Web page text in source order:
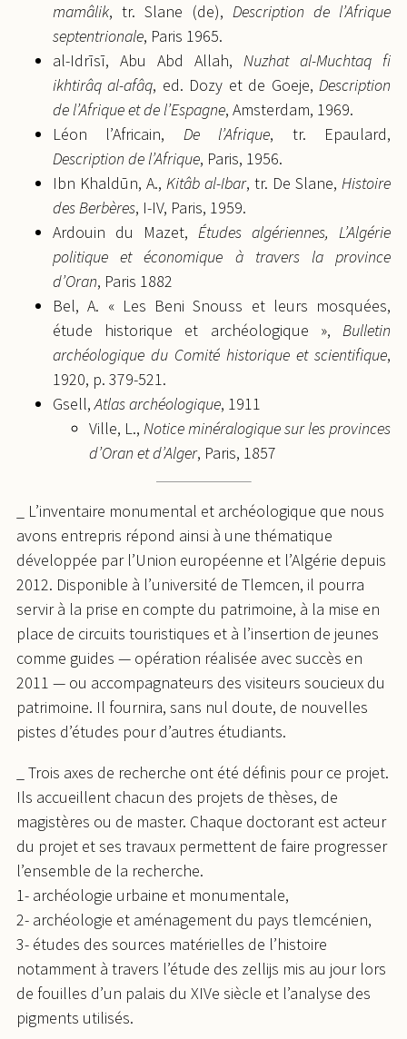
mamâlik, tr. Slane (de), Description de l’Afrique
septentrionale, Paris 1965.
al-Idrīsī, Abu Abd Allah, Nuzhat al-Muchtaq fi
ikhtirâq al-afâq, ed. Dozy et de Goeje,Description
de l’Afrique et de l’Espagne, Amsterdam, 1969.
Léon l’Africain, De l’Afrique, tr. Epaulard,
Description de l’Afrique, Paris, 1956.
Ibn Khaldūn, A., Kitâb al-Ibar, tr. De Slane, Histoire
des Berbères, I-IV, Paris, 1959.
Ardouin du Mazet, Études algériennes, L’Algérie
politique et économique à travers la province
d’Oran, Paris 1882
Bel, A. « Les Beni Snouss et leurs mosquées,
étude historique et archéologique », Bulletin
archéologique du Comité historique et scientifique,
1920, p. 379-521.
Gsell,Atlas archéologique, 1911
Ville, L., Notice minéralogique sur les provinces
d’Oran et d’Alger, Paris, 1857
_ L’inventaire monumental et archéologique que nous
avons entrepris répond ainsi à une thématique
développée par l’Union européenne et l’Algérie depuis
2012. Disponible à l’université de Tlemcen, il pourra
servir à la prise en compte du patrimoine, à la mise en
place de circuits touristiques et à l’insertion de jeunes
comme guides — opération réalisée avec succès en
2011 — ou accompagnateurs des visiteurs soucieux du
patrimoine. Il fournira, sans nul doute, de nouvelles
pistes d’études pour d’autres étudiants.
_ Trois axes de recherche ont été définis pour ce projet.
Ils accueillent chacun des projets de thèses, de
magistères ou de master. Chaque doctorant est acteur
du projet et ses travaux permettent de faire progresser
l’ensemble de la recherche.
1- archéologie urbaine et monumentale,
2- archéologie et aménagement du pays tlemcénien,
3- études des sources matérielles de l’histoire
notamment à travers l’étude des zellijs mis au jour lors
de fouilles d’un palais du XIVe siècle et l’analyse des
pigments utilisés.